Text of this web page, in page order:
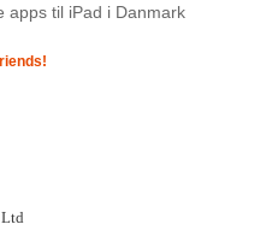
apps til iPad i Danmark